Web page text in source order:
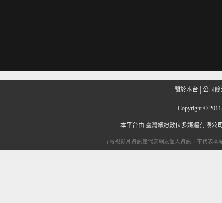
關於本台 公司簡
Copyright ©
本平台由 臺灣繽紛數位多媒體有限公
ip電視影片資訊僅代表網友個人資訊，不代表本